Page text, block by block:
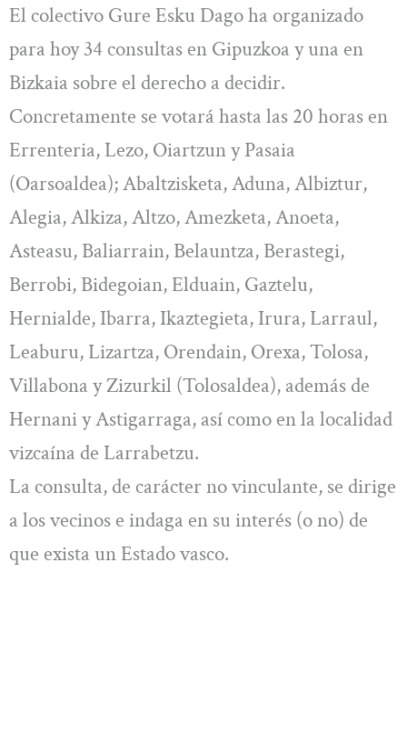
El colectivo Gure Esku Dago ha organizado
para hoy 34 consultas en Gipuzkoa y una en
Bizkaia sobre el derecho a decidir.
Concretamente se votará hasta las 20 horas en
Errenteria, Lezo, Oiartzun y Pasaia
(Oarsoaldea); Abaltzisketa, Aduna, Albiztur,
Alegia, Alkiza, Altzo, Amezketa, Anoeta,
Asteasu, Baliarrain, Belauntza, Berastegi,
Berrobi, Bidegoian, Elduain, Gaztelu,
Hernialde, Ibarra, Ikaztegieta, Irura, Larraul,
Leaburu, Lizartza, Orendain, Orexa, Tolosa,
Villabona y Zizurkil (Tolosaldea), además de
Hernani y Astigarraga, así como en la localidad
vizcaína de Larrabetzu.
La consulta, de carácter no vinculante, se dirige
a los vecinos e indaga en su interés (o no) de
que exista un Estado vasco.